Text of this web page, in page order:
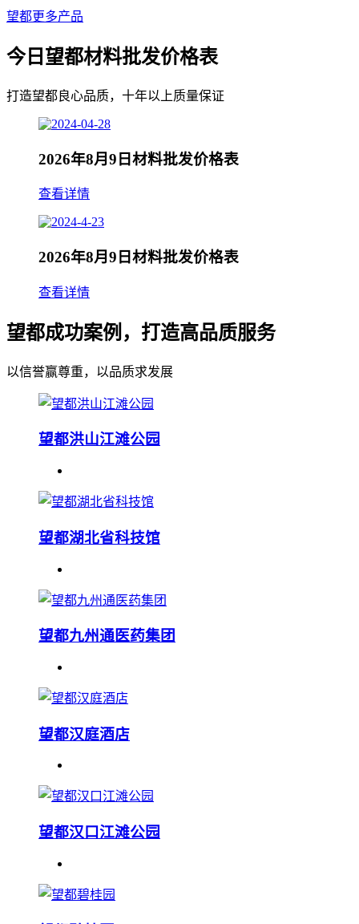
望都更多产品
今日望都材料批发价格表
打造望都良心品质，十年以上质量保证
2026年8月9日材料批发价格表
查看详情
2026年8月9日材料批发价格表
查看详情
望都成功案例，打造高品质服务
以信誉赢尊重，以品质求发展
望都洪山江滩公园
望都湖北省科技馆
望都九州通医药集团
望都汉庭酒店
望都汉口江滩公园